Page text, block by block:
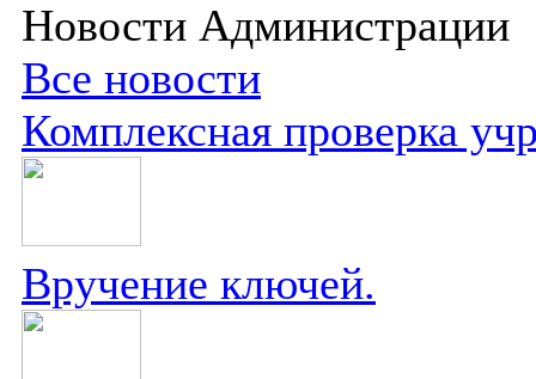
Новости Администрации
Все новости
Комплексная проверка
Вручение ключей.